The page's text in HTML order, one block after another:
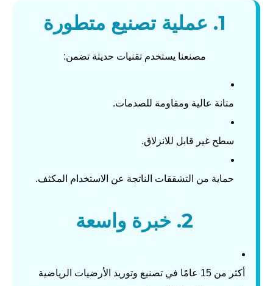
1. عملية تصنيع متطورة
مصنعنا يستخدم تقنيات حديثة تضمن:
متانة عالية ومقاومة للصدمات.
سطح غير قابل للانزلاق.
حماية من التشققات الناتجة عن الاستخدام المكثف.
2. خبرة واسعة
أكثر من 15 عامًا في تصنيع وتوريد الأرضيات الرياضية